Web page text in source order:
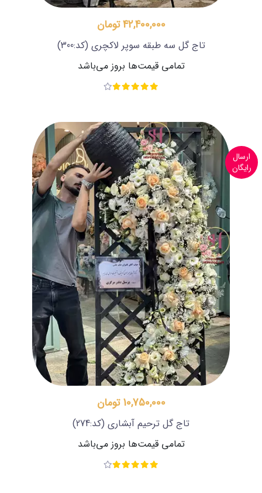
42,400,000 تومان
تاج گل سه طبقه سوپر لاکچری (کد:300)
تمامی قیمت‌ها بروز می‌باشد
ارسال
رایگان
10,750,000 تومان
تاج گل ترحیم آبشاری (کد:274)
تمامی قیمت‌ها بروز می‌باشد